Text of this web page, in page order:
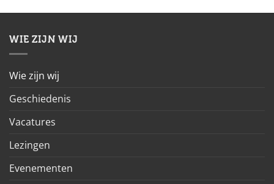
WIE ZIJN WIJ
Wie zijn wij
Geschiedenis
Vacatures
Lezingen
Evenementen